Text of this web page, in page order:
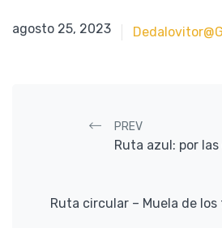
agosto 25, 2023
agosto 25, 2023
Post PREV
Ruta azul: por
Ruta circular – Muela de los